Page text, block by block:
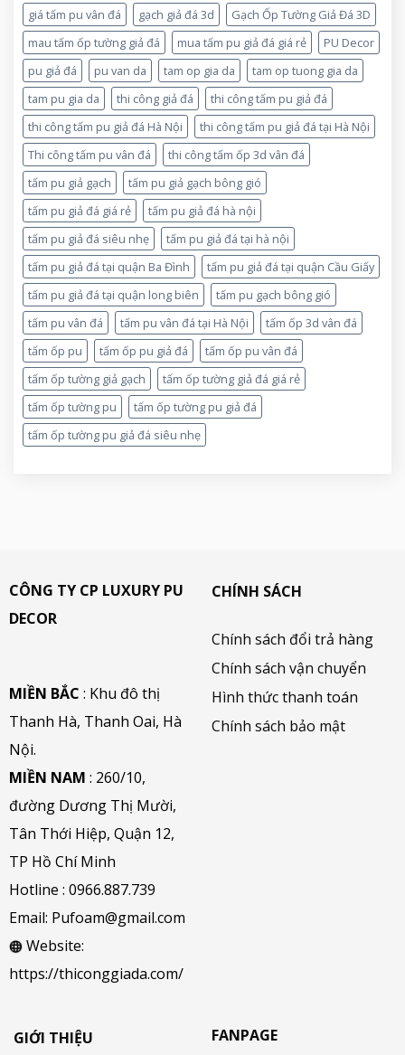
giá tấm pu vân đá
gạch giả đá 3d
Gạch Ốp Tường Giả Đá 3D
mau tấm ốp tường giả đá
mua tấm pu giả đá giá rẻ
PU Decor
pu giả đá
pu van da tam op gia da
tam op tuong gia da
tam pu gia da
thi công giả đá
thi công tấm pu giả đá
thi công tấm pu giả đá Hà Nội
thi công tấm pu giả đá tại Hà Nội
Thi công tấm pu vân đá
thi công tấm ốp 3d vân đá
tấm pu giả gạch
tấm pu giả gạch bông gió
tấm pu giả đá giá rẻ
tấm pu giả đá hà nội
tấm pu giả đá siêu nhẹ
tấm pu giả đá tại hà nội
tấm pu giả đá tại quận Ba Đình
tấm pu giả đá tại quận Cầu Giấy
tấm pu giả đá tại quận long biên
tấm pu gạch bông gió
tấm pu vân đá
tấm pu vân đá tại Hà Nội
tấm ốp 3d vân đá
tấm ốp pu
tấm ốp pu giả đá
tấm ốp pu vân đá
tấm ốp tường giả gạch
tấm ốp tường giả đá giá rẻ
tấm ốp tường pu
tấm ốp tường pu giả đá
tấm ốp tường pu giả đá siêu nhẹ
CÔNG TY CP LUXURY PU
DECOR
MIỀN BẮC : Khu đô thị
Thanh Hà, Thanh Oai, Hà
Nội.
MIỀN NAM : 260/10,
đường Dương Thị Mười,
Tân Thới Hiệp, Quận 12,
TP Hồ Chí Minh
Hotline : 0966.887.739
Email: Pufoam@gmail.com
Website:
https://thiconggiada.com/
CHÍNH SÁCH
Chính sách đổi trả hàng
Chính sách vận chuyển
Hình thức thanh toán
Chính sách bảo mật
GIỚI THIỆU FANPAGE